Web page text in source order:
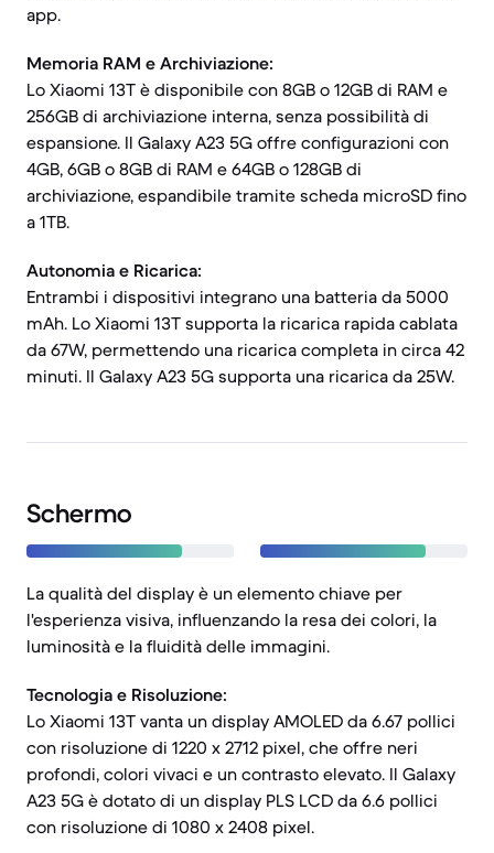
app.
Memoria RAM e Archiviazione:
Lo Xiaomi 13T è disponibile con 8GB o 12GB di RAM e
256GB di archiviazione interna, senza possibilità di
espansione. Il Galaxy A23 5G offre configurazioni con
4GB, 6GB o 8GB di RAM e 64GB o 128GB di
archiviazione, espandibile tramite scheda microSD fino
a 1TB.
Autonomia e Ricarica:
Entrambi i dispositivi integrano una batteria da 5000
mAh. Lo Xiaomi 13T supporta la ricarica rapida cablata
da 67W, permettendo una ricarica completa in circa 42
minuti. Il Galaxy A23 5G supporta una ricarica da 25W.
Schermo
La qualità del display è un elemento chiave per
l'esperienza visiva, influenzando la resa dei colori, la
luminosità e la fluidità delle immagini.
Tecnologia e Risoluzione:
Lo Xiaomi 13T vanta un display AMOLED da 6.67 pollici
con risoluzione di 1220 x 2712 pixel, che offre neri
profondi, colori vivaci e un contrasto elevato. Il Galaxy
A23 5G è dotato di un display PLS LCD da 6.6 pollici
con risoluzione di 1080 x 2408 pixel.